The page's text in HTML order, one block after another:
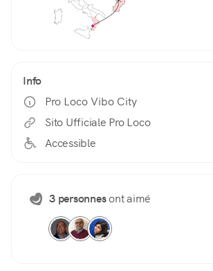
Info
Pro Loco Vibo City
Sito Ufficiale Pro Loco
Accessible
3 personnesont aimé